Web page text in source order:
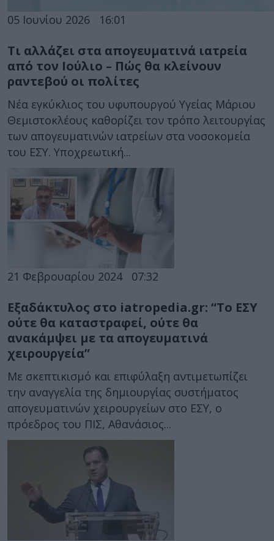
05 Ιουνίου 2026 16:01
Τι αλλάζει στα απογευματινά ιατρεία
από τον Ιούλιο – Πώς θα κλείνουν
ραντεβού οι πολίτες
Νέα εγκύκλιος του υφυπουργού Υγείας Μάριου
Θεμιστοκλέους καθορίζει τον τρόπο λειτουργίας
των απογευματινών ιατρείων στα νοσοκομεία
του ΕΣΥ. Υποχρεωτική...
21 Φεβρουαρίου 2024 07:32
Εξαδάκτυλος στο iatropedia.gr: “Το ΕΣΥ
ούτε θα καταστραφεί, ούτε θα
ανακάμψει με τα απογευματινά
χειρουργεία”
Με σκεπτικισμό και επιφύλαξη αντιμετωπίζει
την αναγγελία της δημιουργίας συστήματος
απογευματινών χειρουργείων στο ΕΣΥ, ο
πρόεδρος του ΠΙΣ, Αθανάσιος...